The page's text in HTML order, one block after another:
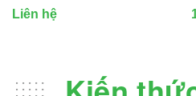
Liên hệ